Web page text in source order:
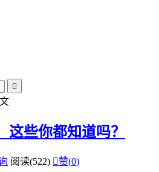

这些你都知道吗？
阅读(522) 赞(0)